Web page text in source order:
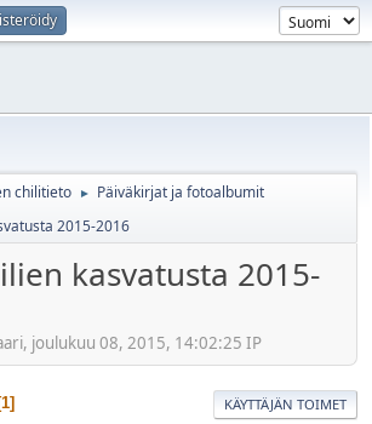
chilitieto ► Päiväkirjat ja fotoalbumit
2015-2016
kasvatusta 2015-
joulukuu 08, 2015, 14:02:25 IP
1 KÄYTTÄJÄN TOIMET